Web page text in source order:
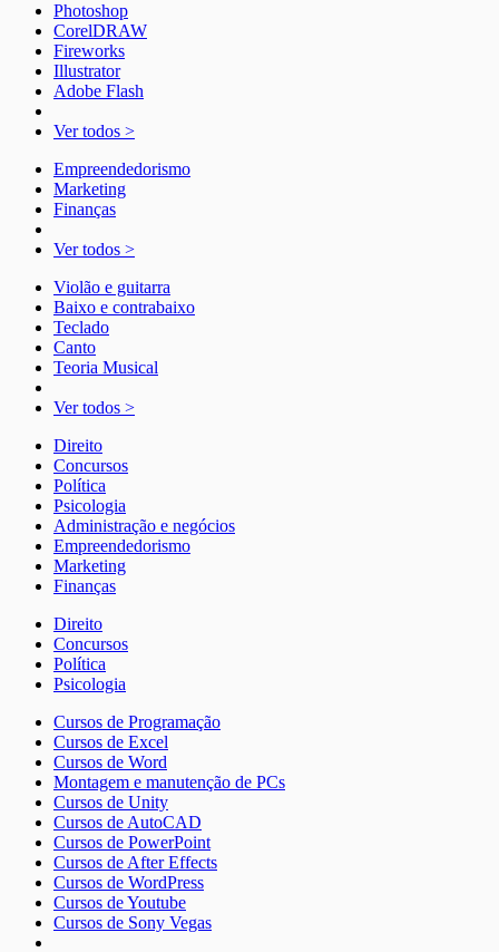
Photoshop
CorelDRAW
Fireworks
Illustrator
Adobe Flash
Ver todos >
Empreendedorismo
Marketing
Finanças
Ver todos >
Violão e guitarra
Baixo e contrabaixo
Teclado
Canto
Teoria Musical
Ver todos >
Direito
Concursos
Política
Psicologia
Administração e negócios
Empreendedorismo
Marketing
Finanças
Direito
Concursos
Política
Psicologia
Cursos de Programação
Cursos de Excel
Cursos de Word
Montagem e manutenção de PCs
Cursos de Unity
Cursos de AutoCAD
Cursos de PowerPoint
Cursos de After Effects
Cursos de WordPress
Cursos de Youtube
Cursos de Sony Vegas